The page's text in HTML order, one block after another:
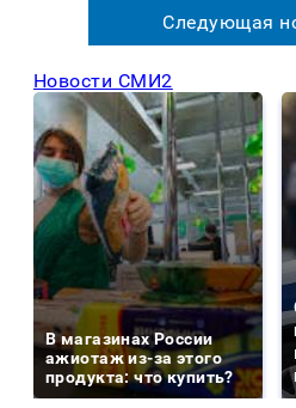
Следующая
Новости СМИ2
В магазинах России
ажиотаж из-за этого
продукта: что купить?